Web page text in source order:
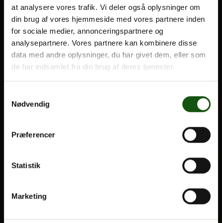
at analysere vores trafik. Vi deler også oplysninger om
din brug af vores hjemmeside med vores partnere inden
for sociale medier, annonceringspartnere og
analysepartnere. Vores partnere kan kombinere disse
data med andre oplysninger, du har givet dem, eller som
de har indsamlet fra din brug af deres tjenester.
Nødvendig
Præferencer
Statistik
Marketing
Om E.G.
BLIV ELEV
Optagelse
Til forældre
STX
Alle fag og valgfag
OM E.G.
Nyheder